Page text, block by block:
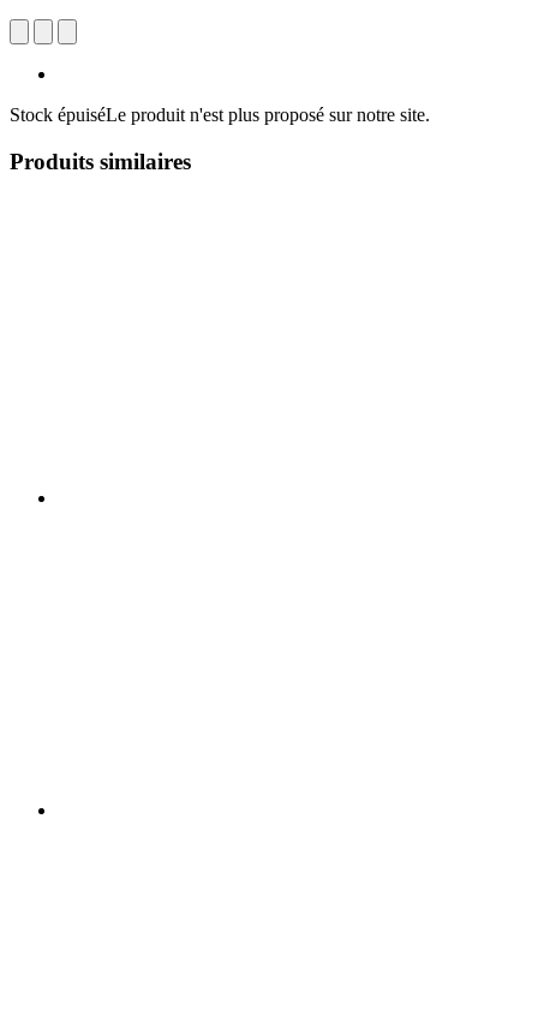
Stock épuiséLe produit n'est plus proposé sur notre site.
Produits similaires